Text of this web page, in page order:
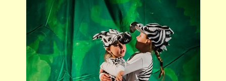
PRO RODIČE
TALENTOVÉ ZKOUŠKY